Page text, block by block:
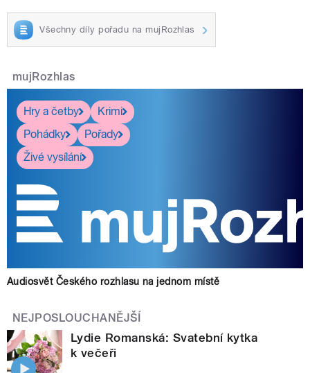
Všechny díly pořadu na mujRozhlas
mujRozhlas
Hry a četby
Krimi
Pohádky
Pořady
Živé vysílání
Audiosvět Českého rozhlasu na jednom místě
NEJPOSLOUCHANĚJŠÍ
Lydie Romanská: Svatební kytka
k večeři